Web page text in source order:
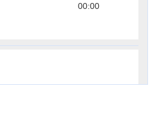
00:00